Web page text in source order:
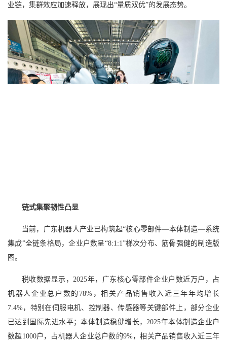
业链，集群效应加速释放，展现出“量质双优”的发展态势。
链式集聚韧性凸显
当前，广东机器人产业已构筑起“核心零部件—本体制造—系统
集成”全链条格局，企业户数呈“8:1:1”梯次分布、筋骨强健的制造版
图。
税收数据显示，2025年，广东核心零部件企业户数近万户，占
机器人企业总户数的78%，相关产品销售收入近三年年均增长
7.4%，特别在伺服电机、控制器、传感器等关键部件上，部分企业
已达到国际先进水平；本体制造稳健增长，2025年本体制造企业户
数超1000户，占机器人企业总户数的9%，相关产品销售收入近三年